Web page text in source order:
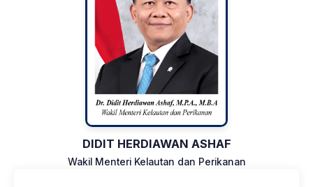
DIDIT HERDIAWAN ASHAF
Wakil Menteri Kelautan dan Perikanan